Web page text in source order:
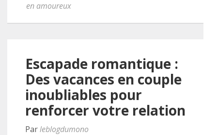
en amoureux
Escapade romantique :
Des vacances en couple
inoubliables pour
renforcer votre relation
Parleblogdumono